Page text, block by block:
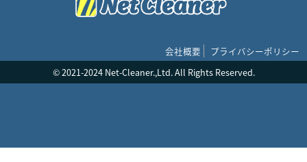
会社概要
プライバシーポリシー
© 2021-2024 Net-Cleaner.,Ltd. All Rights Reserved.